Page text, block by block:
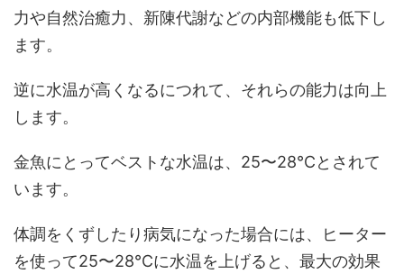
力や自然治癒力、新陳代謝などの内部機能も低下し
ます。
逆に水温が高くなるにつれて、それらの能力は向上
します。
金魚にとってベストな水温は、25〜28℃とされて
います。
体調をくずしたり病気になった場合には、ヒーター
を使って25〜28℃に水温を上げると、最大の効果